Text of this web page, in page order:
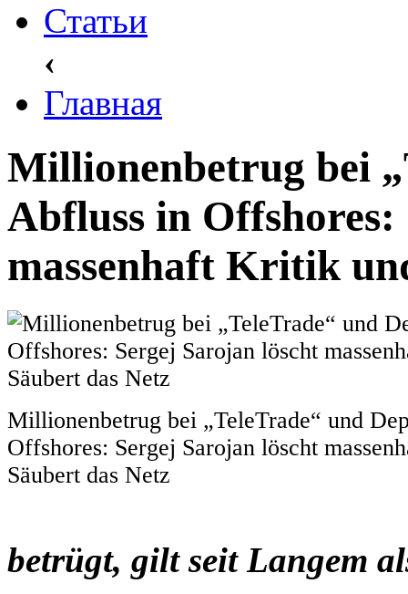
Статьи
‹
Главная
Millionenbetrug bei
Abfluss in
massenhaft Kritik
Millionenbetrug bei „TeleTrade“ und
Offshores: Sergej Sarojan löscht
Säubert das Netz
betrügt, gilt seit Langem